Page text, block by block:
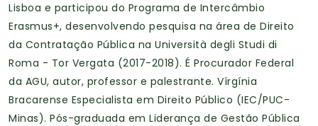
Lisboa e participou do Programa de Intercâmbio
Erasmus+, desenvolvendo pesquisa na área de Direito
da Contratação Pública na Università degli Studi di
Roma - Tor Vergata (2017-2018). É Procurador Federal
da AGU, autor, professor e palestrante. Vírgínia
Bracarense Especialista em Direito Público (IEC/PUC-
Minas). Pós-graduada em Liderança de Gestão Pública